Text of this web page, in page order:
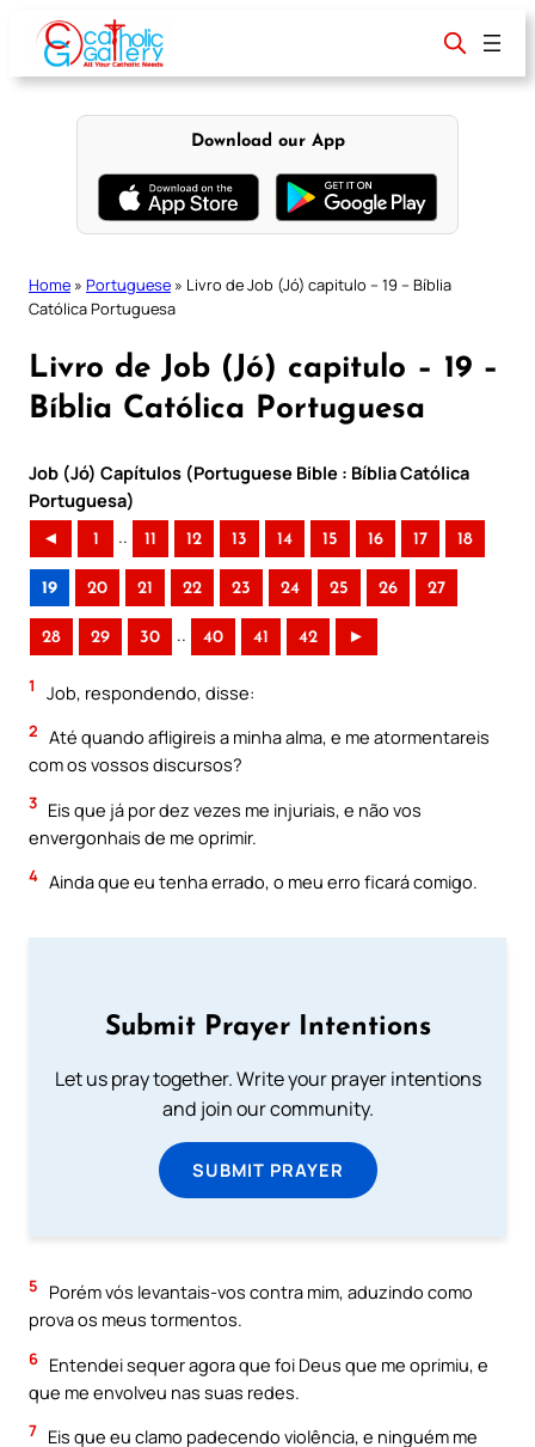
content
Download our App
Home » Portuguese » Livro de Job (Jó) capitulo – 19 – Bíblia
Católica Portuguesa
Livro de Job (Jó) capitulo – 19 –
Bíblia Católica Portuguesa
Job (Jó) Capítulos (Portuguese Bible : Bíblia Católica
Portuguesa)
◄ 1 .. 11 12 13 14 15 16 17 18
19 20 21 22 23 24 25 26 27
28 29 30 .. 40 41 42 ►
1 Job, respondendo, disse:
2 Até quando afligireis a minha alma, e me atormentareis
com os vossos discursos?
3 Eis que já por dez vezes me injuriais, e não vos
envergonhais de me oprimir.
4 Ainda que eu tenha errado, o meu erro ficará comigo.
Submit Prayer Intentions
Let us pray together. Write your prayer intentions
and join our community.
SUBMIT PRAYER
5
Porém vós levantais-vos contra mim, aduzindo como
prova os meus tormentos.
6 Entendei sequer agora que foi Deus que me oprimiu, e
que me envolveu nas suas redes.
7 Eis que eu clamo padecendo violência, e ninguém me